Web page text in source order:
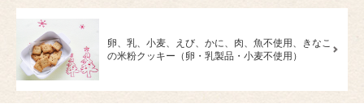
卵、乳、小麦、えび、かに、肉、魚不使用、きなこ
の米粉クッキー（卵・乳製品・小麦不使用）